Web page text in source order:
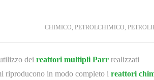
CHIMICO, PETROLCHIMICO,
dei reattori multipli Parr realizzati
riproducono in modo completo i reattori